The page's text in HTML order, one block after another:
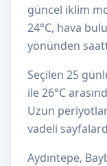
güncel iklim
24°C, hava
yönünden
Seçilen 25
ile 26°C
Uzun periyotlar
vadeli
Aydıntepe,